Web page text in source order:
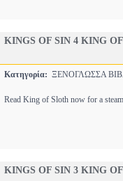
KINGS OF SIN 4 KING
Κατηγορία: ΞΕΝΟΓΛΩΣΣΑ
Read King of Sloth now for a
KINGS OF SIN 3 KING